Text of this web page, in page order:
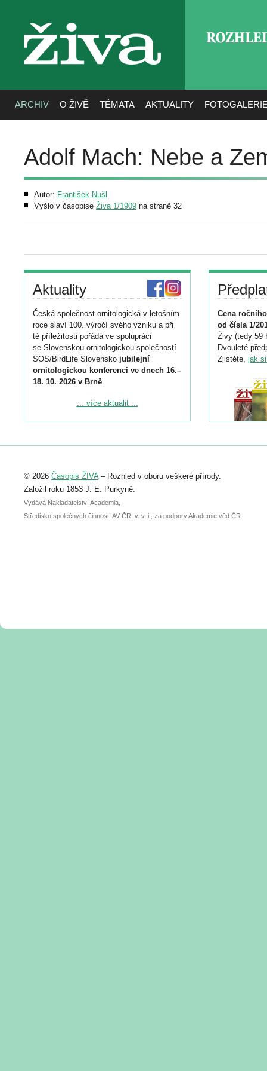
živa
ARCHIV O ŽIVĚ TÉMATA AKTUALITY
Adolf Mach: Nebe a
Autor: František Nušl
Vyšlo v časopise Živa 1/1909 na straně 32
Aktuality
Česká společnost ornitologická v letošním
roce slaví 100. výročí svého vzniku a při
té příležitosti pořádá ve spolupráci
se Slovenskou ornitologickou společností
SOS/BirdLife Slovensko jubilejní
ornitologickou konferenci ve dnech 16.–
18. 10. 2026 v Brně.
Podrobnější informace ke konferenci
Registrovat se můžete do 6. září.
abstraktu přihlášené přednášky nebo
posteru je už 30. června.
... více aktualit ...
Cena
od čísla 1/
Živy (tedy 59
Dvouleté
Zjistěte, jak
© 2026 Časopis ŽIVA– Rozhled v oboru veškeré přírody.
Založil roku 1853 J. E. Purkyně.
Vydává Nakladatelství Academia,
Středisko společných činností AV ČR, v. v. i., za podpory Akademie věd ČR.